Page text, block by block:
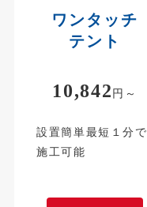
ワンタッチ
テント
10,842円～
設置簡単最短１分で
施工可能